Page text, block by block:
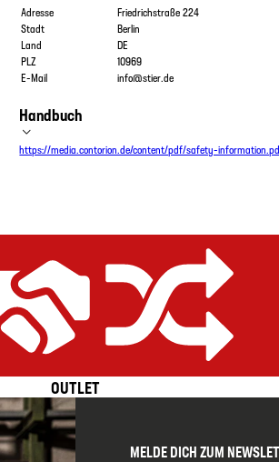
Adresse
Friedrichstraße 224
Stadt
Berlin
Land
DE
PLZ
10969
E-Mail
info@stier.de
Handbuch
https://media.contorion.de/content/pdf/safety-
Leistungs-Versprechen
OUTLET
MELDE DICH ZUM